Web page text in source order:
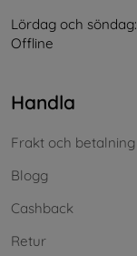
Lördag och söndag:
Offline
Handla
Frakt och betalning
Blogg
Cashback
Retur